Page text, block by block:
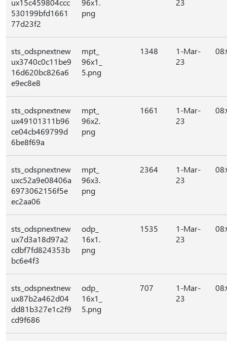
ux15c459804ccc
530199bfd1661
77d23f2
96x1.
png
23
sts_odspnextnew
ux3740c0c11be9
16d620bc826a6
e9ec8e8
mpt_
96x1_
5.png
1348
1-Mar-
23
sts_odspnextnew
ux49101311b96
ce04cb469799d
6be8f69a
mpt_
96x2.
png
1661
1-Mar-
23
sts_odspnextnew
uxc52a9e08406a
6973062156f5e
ec2aa06
mpt_
96x3.
png
2364
1-Mar-
23
sts_odspnextnew
ux7d3a18d97a2
cdbf7fd824353b
bc6e4f3
odp_
16x1.
png
1535
1-Mar-
23
sts_odspnextnew
ux87b2a462d04
dd81b327e1c2f9
cd9f686
odp_
16x1_
5.png
707
1-Mar-
23